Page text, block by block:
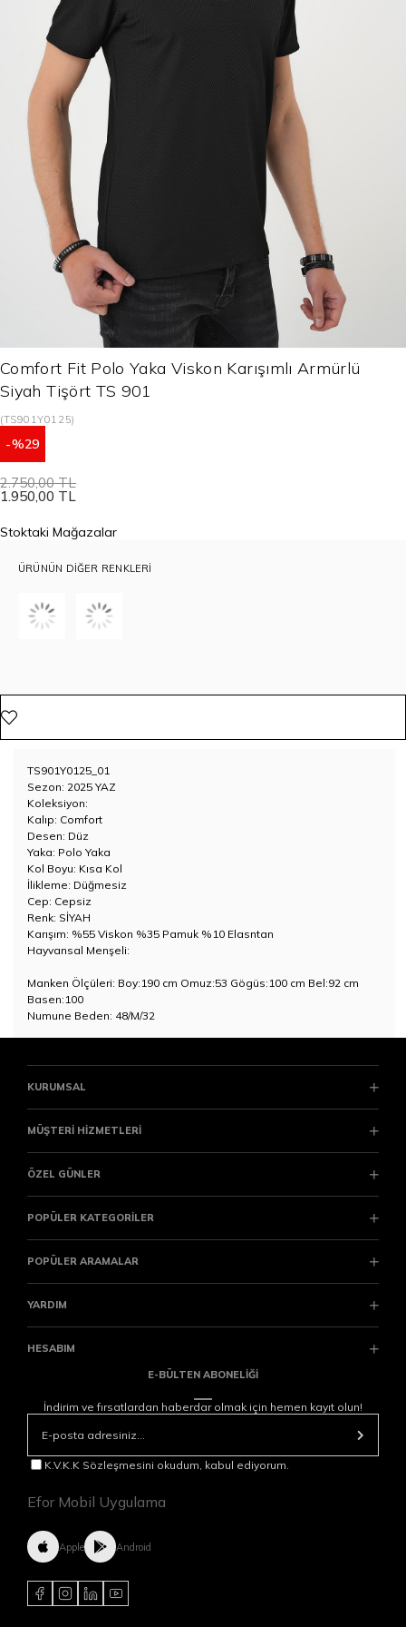
Comfort Fit Polo Yaka Viskon Karışımlı Armürlü
Siyah Tişört TS 901
(TS901Y0125)
29
2.750,00 TL
1.950,00 TL
Stoktaki Mağazalar
ÜRÜNÜN DIĞER RENKLERI
TS901Y0125_01
Sezon: 2025 YAZ
Koleksiyon:
Kalıp: Comfort
Desen: Düz
Yaka: Polo Yaka
Kol Boyu: Kısa Kol
İlikleme: Düğmesiz
Cep: Cepsiz
Renk: SİYAH
Karışım: %55 Viskon %35 Pamuk %10 Elasntan
Hayvansal Menşeli:
Manken Ölçüleri: Boy:190 cm Omuz:53 Gögüs:100 cm Bel:92 cm
Basen:100
Numune Beden: 48/M/32
KURUMSAL
MÜŞTERİ HİZMETLERİ
ÖZEL GÜNLER
POPÜLER KATEGORİLER
POPÜLER ARAMALAR
YARDIM
HESABIM
E-BÜLTEN ABONELİĞİ
İndirim ve fırsatlardan haberdar olmak için hemen kayıt olun!
K.V.K.K Sözleşmesini okudum, kabul ediyorum.
Efor Mobil Uygulama
Apple Android